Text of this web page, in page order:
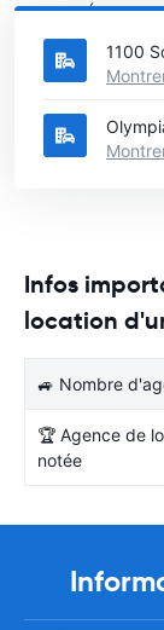
dans le États-
1100
Infos
location
🚙 Nombre
🏆 Agence de
notée